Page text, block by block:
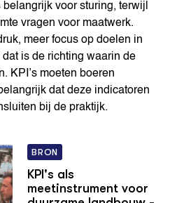
voor sturing, terwijl
vragen voor maatwerk.
meer focus op doelen in
is de richting waarin de
KPI’s moeten boeren
dat deze indicatoren
bij de praktijk.
BRON
KPI's als
meetinstrument voor